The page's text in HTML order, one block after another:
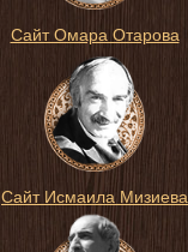
Сайт Омара Отарова
Сайт Исмаила Мизиева